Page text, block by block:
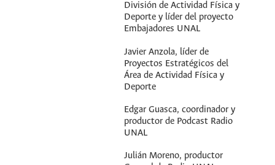
División de Actividad Física y
Deporte y líder del proyecto
Embajadores UNAL
Javier Anzola, líder de
Proyectos Estratégicos del
Área de Actividad Física y
Deporte
Edgar Guasca, coordinador y
productor de Podcast Radio
UNAL
Julián Moreno, productor